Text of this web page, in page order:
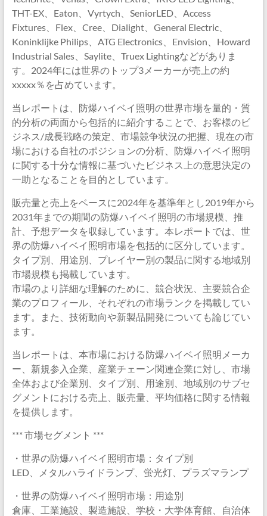
THT-EX、Eaton、Vyrtych、SeniorLED、Access
Fixtures、Flex、Cree、Dialight、General Electric、
Koninklijke Philips、ATG Electronics、Envision、Howard
Industrial Sales、Saylite、Truex Lightingなどがありま
す。2024年には世界のトップ3メーカーが売上の約
xxxxx％を占めています。
当レポートは、防爆ハイベイ照明の世界市場を量的・質
的分析の両面から包括的に紹介することで、お客様のビ
ジネス/成長戦略の策定、市場競争状況の把握、現在の市
場における自社のポジションの分析、防爆ハイベイ照明
に関する十分な情報に基づいたビジネス上の意思決定の
一助となることを目的としています。
販売量と売上をベースに2024年を基準年とし2019年から
2031年までの期間の防爆ハイベイ照明の市場規模、推
計、予想データを収録しています。本レポートでは、世
界の防爆ハイベイ照明市場を包括的に区分しています。
タイプ別、用途別、プレイヤー別の製品に関する地域別
市場規模も掲載しています。
市場のより詳細な理解のために、競合状況、主要競合企
業のプロフィール、それぞれの市場ランクを掲載してい
ます。また、技術動向や新製品開発についても論じてい
ます。
当レポートは、本市場における防爆ハイベイ照明メーカ
ー、新規参入企業、産業チェーン関連企業に対し、市場
全体および企業別、タイプ別、用途別、地域別のサブセ
グメントにおける売上、販売量、平均価格に関する情報
を提供します。
*** 市場セグメント ***
・世界の防爆ハイベイ照明市場：タイプ別
LED、メタルハライドランプ、蛍光灯、プラズマランプ
・世界の防爆ハイベイ照明市場：用途別
倉庫、工業施設、製造施設、学校・大学体育館、自治体